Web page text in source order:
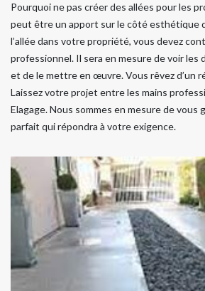
Pourquoi ne pas créer des allées pour les
peut être un apport sur le côté esthétique
l’allée dans votre propriété, vous devez
professionnel. Il sera en mesure de voir les
et de le mettre en œuvre. Vous rêvez d’un
Laissez votre projet entre les mains
Elagage. Nous sommes en mesure de vous
parfait qui répondra à votre exigence.